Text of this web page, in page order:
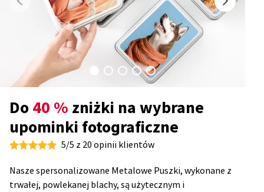
Do40 % zniżki na wybrane
upominki fotograficzne
5/5 z 20 opinii klientów
Nasze spersonalizowane Metalowe Puszki, wykonane z
trwałej, powlekanej blachy, są użytecznym i